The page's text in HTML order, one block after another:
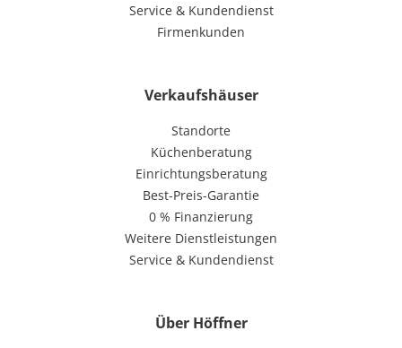
Service & Kundendienst
Firmenkunden
Verkaufshäuser
Standorte
Küchenberatung
Einrichtungsberatung
Best-Preis-Garantie
0 % Finanzierung
Weitere Dienstleistungen
Service & Kundendienst
Über Höffner